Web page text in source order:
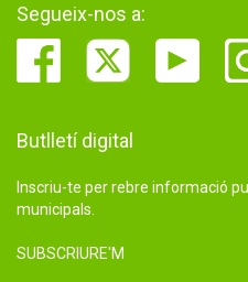
Segueix-nos a:
Butlletí digital
Inscriu-te per rebre informació
municipals.
SUBSCRIURE'M